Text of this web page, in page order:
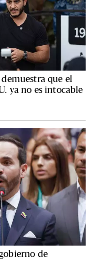
que el
ya no es intocable
de